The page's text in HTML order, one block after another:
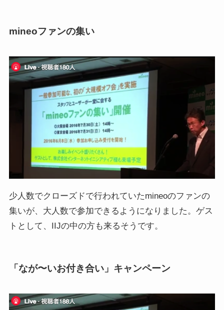
mineoファンの集い
少人数でクローズドで行われていたmineoのファンの
集いが、大人数で参加できるようになりました。ゲス
トとして、IIJの中の方も来るそうです。
「なが〜いお付き合い」キャンペーン